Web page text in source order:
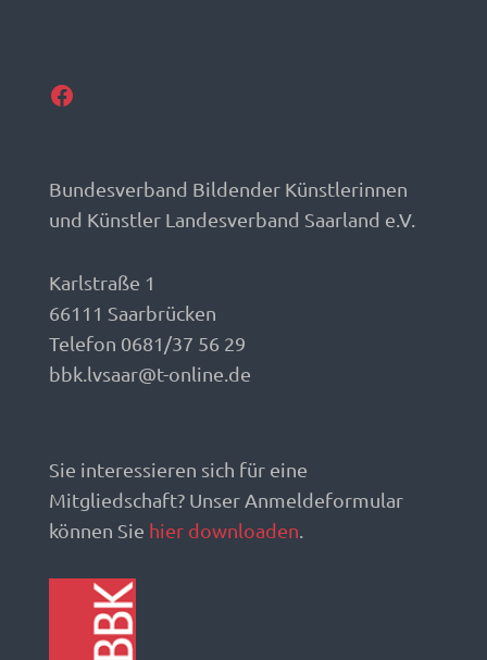
Facebook
Bundesverband Bildender Künstlerinnen
und Künstler Landesverband Saarland e.V.
Karlstraße 1
66111 Saarbrücken
Telefon 0681/37 56 29
bbk.lvsaar@t-online.de
Sie interessieren sich für eine
Mitgliedschaft? Unser Anmeldeformular
können Sie hier downloaden